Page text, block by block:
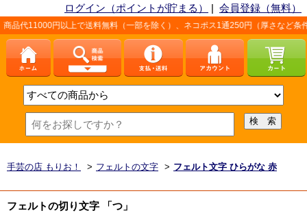
ログイン（ポイントが貯まる） | 会員登録（無料）
上で送料無料（一部を除く）、ネコポス1通250円（厚さなど条件あり）。詳し
手芸の店 もりお！ > フェルトの文字 > フェルト文字 ひらがな 赤
フェルトの切り文字 「つ」